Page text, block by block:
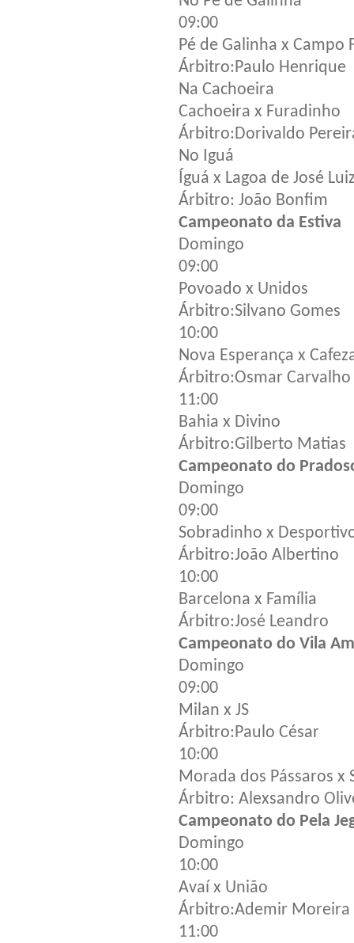
09:00
Pé de Galinha x Campo
Árbitro:Paulo Henrique
Na Cachoeira
Cachoeira x Furadinho
Árbitro:Dorivaldo
No Iguá
Íguá x Lagoa de José
Árbitro: João Bonfim
Campeonato da Estiva
Domingo
09:00
Povoado x Unidos
Árbitro:Silvano Gomes
10:00
Nova Esperança x
Árbitro:Osmar Carvalho
11:00
Bahia x Divino
Árbitro:Gilberto Matias
Campeonato do
Domingo
09:00
Sobradinho x
Árbitro:João Albertino
10:00
Barcelona x Família
Árbitro:José Leandro
Campeonato do Vila
Domingo
09:00
Milan x JS
Árbitro:Paulo César
10:00
Morada dos Pássaros x
Árbitro: Alexsandro
Campeonato do Pela
Domingo
10:00
Avaí x União
Árbitro:Ademir Moreira
11:00